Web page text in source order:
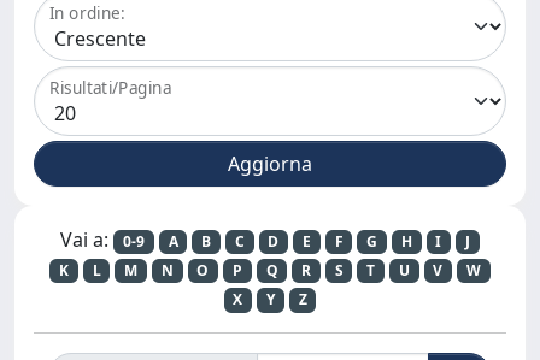
In ordine:
Risultati/Pagina
Vai a: 0-9 A B C D E F G H I
J
K
L M N O P Q R S T U V
W
X
Y Z